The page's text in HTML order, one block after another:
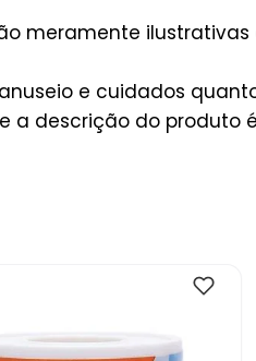
meramente
e cuidados
a descrição do produto